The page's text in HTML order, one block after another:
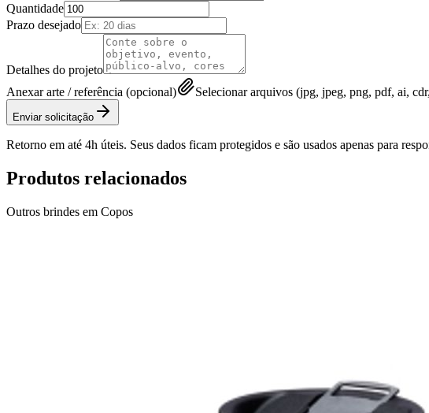
Quantidade
Prazo desejado
Detalhes do projeto
Anexar arte / referência (opcional)
Selecionar arquivos (jpg, jpeg, png, pdf, ai,
Enviar solicitação
Retorno em até 4h úteis. Seus dados ficam protegidos e são usados apenas para
Produtos relacionados
Outros brindes em Copos